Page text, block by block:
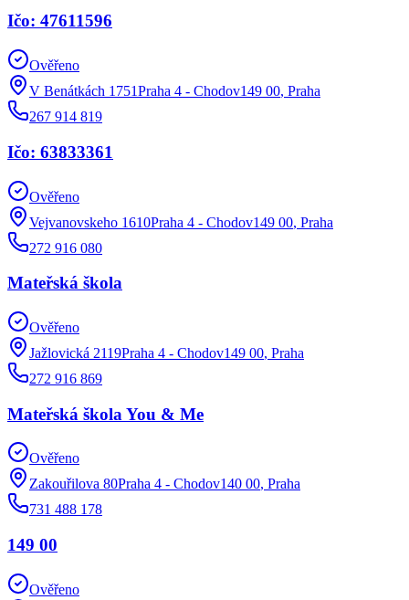
Ičo: 47611596
Ověřeno
V Benátkách 1751Praha 4 - Chodov149 00, Praha
267 914 819
Ičo: 63833361
Ověřeno
Vejvanovskeho 1610Praha 4 - Chodov149 00, Praha
272 916 080
Mateřská škola
Ověřeno
Jažlovická 2119Praha 4 - Chodov149 00, Praha
272 916 869
Mateřská škola You & Me
Ověřeno
Zakouřilova 80Praha 4 - Chodov140 00, Praha
731 488 178
149 00
Ověřeno